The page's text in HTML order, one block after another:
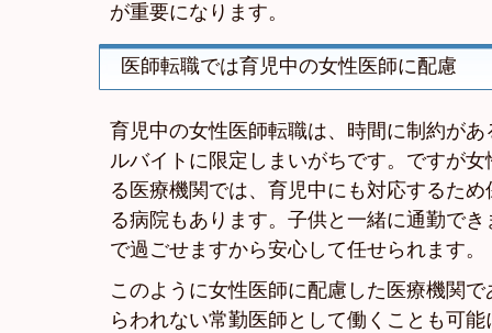
が重要になります。
医師転職では育児中の女性医師に配慮
育児中の女性医師転職は、時間に制約が
ルバイトに限定しまいがちです。ですが
る医療機関では、育児中にも対応するた
る病院もあります。子供と一緒に通勤で
で過ごせますから安心して任せられます。
このように女性医師に配慮した医療機関
らわれない常勤医師として働くことも可